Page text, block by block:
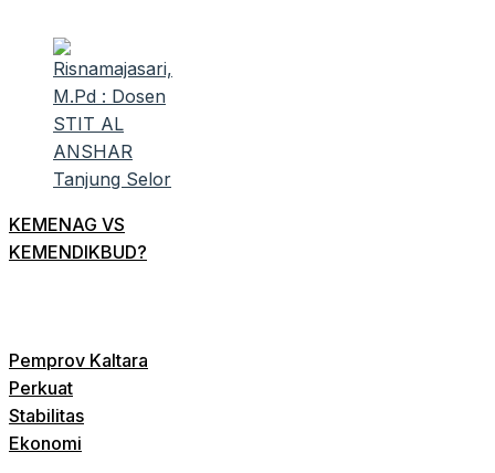
KEMENAG VS
KEMENDIKBUD?
Pemprov Kaltara
Perkuat
Stabilitas
Ekonomi